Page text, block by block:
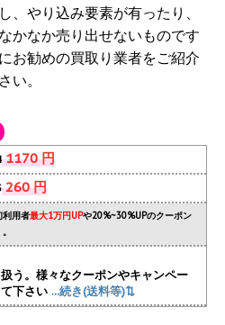
、やり込み要素が有ったり、
かなか売り出せないものです
お勧めの買取り業者をご紹介
い。
1170 円
260 円
用者最大1万円UPや20%~30%UPのクーポン
う。様々なクーポンやキャンペー
下さい ...続き(送料等)⇅